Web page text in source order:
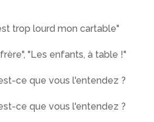
trop lourd mon cartable"
"Les enfants, à table !"
ce que vous l'entendez ?
ce que vous l'entendez ?